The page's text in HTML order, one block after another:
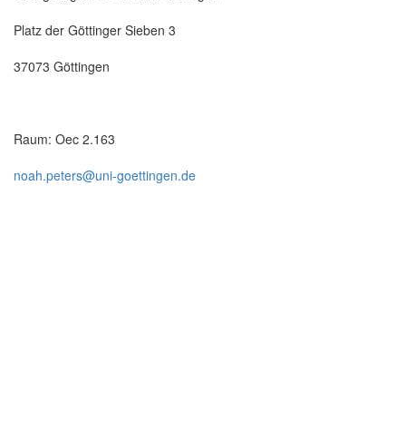
Platz der Göttinger Sieben 3
37073 Göttingen
Raum: Oec 2.163
noah.peters@uni-goettingen.de